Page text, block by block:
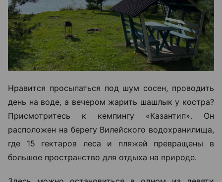
Нравится просыпаться под шум сосен, проводить
день на воде, а вечером жарить шашлык у костра?
Присмотритесь к кемпингу «Казантип». Он
расположен на берегу Вилейского водохранилища,
где 15 гектаров леса и пляжей превращены в
большое пространство для отдыха на природе.